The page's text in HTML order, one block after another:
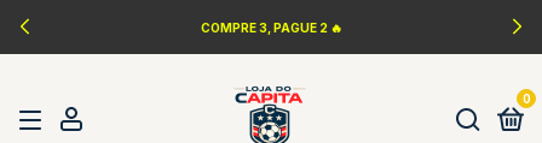
COMPRE 3, PAGUE 2 🔥
0